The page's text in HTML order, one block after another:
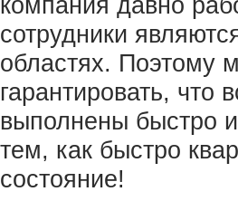
компания давно
сотрудники
областях. Поэтому
гарантировать, что
выполнены быстро
тем, как быстро
состояние!